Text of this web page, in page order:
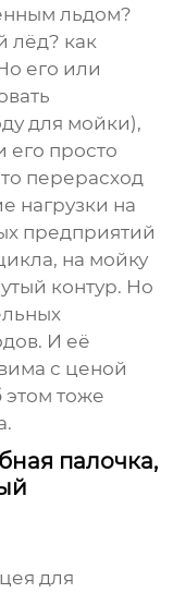
льдом?
лёд? как
его или
для мойки),
его просто
перерасход
нагрузки на
предприятий
на мойку
контур. Но
И её
с ценой
этом тоже
палочка,
для